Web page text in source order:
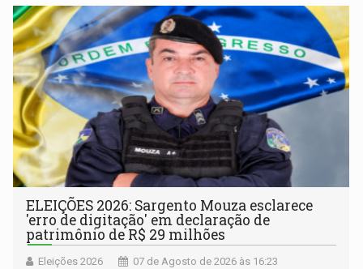
ELEIÇÕES 2026: Sargento Mouza esclarece
'erro de digitação' em declaração de
patrimônio de R$ 29 milhões
Eleições 2026 07 de Agosto de 2026 às 16:23